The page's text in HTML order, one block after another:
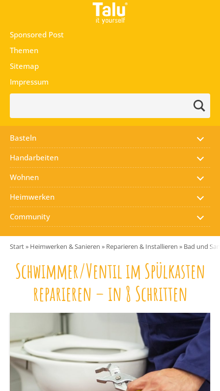
Sponsored Post
Themen
Sitemap
Impressum
Basteln
Handarbeiten
Wohnen
Heimwerken
Community
Start» Heimwerken & Sanieren » Reparieren & Installieren » Bad und
Schwimmer/Ventil im Spülkasten
reparieren – in 8 Schritten